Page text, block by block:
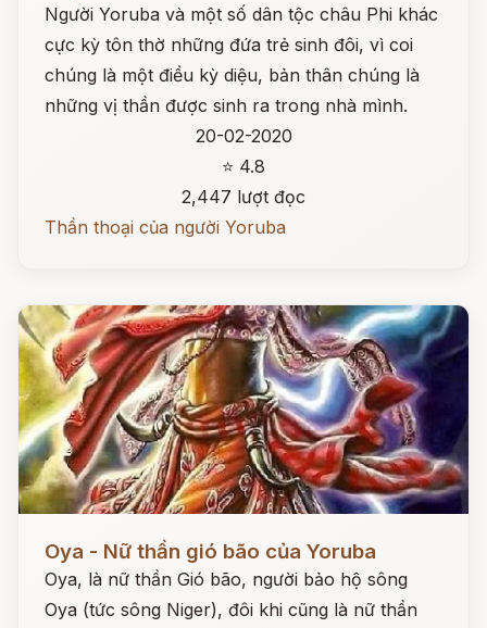
Người Yoruba và một số dân tộc châu Phi khác
cực kỳ tôn thờ những đứa trẻ sinh đôi, vì coi
chúng là một điều kỳ diệu, bản thân chúng là
những vị thần được sinh ra trong nhà mình.
20-02-2020
⭐ 4.8
2,447 lượt đọc
Thần thoại của người Yoruba
Oya - Nữ thần gió bão của Yoruba
Oya, là nữ thần Gió bão, người bảo hộ sông
Oya (tức sông Niger), đôi khi cũng là nữ thần